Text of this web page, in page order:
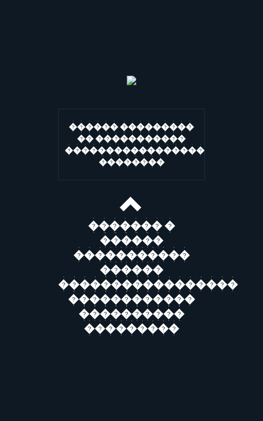
������ ���������
�� �����������
�����������������
��������
������� �
������
�����������
������
�����������������
������������
����������
���������